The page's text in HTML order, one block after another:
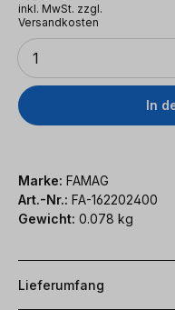
inkl. MwSt. zzgl.
Versandkosten
Anzahl
1
In
Marke: FAMAG
Art.-Nr.: FA-162202400
Gewicht: 0.078 kg
Lieferumfang